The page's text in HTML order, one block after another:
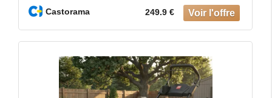
Castorama 249.9 €